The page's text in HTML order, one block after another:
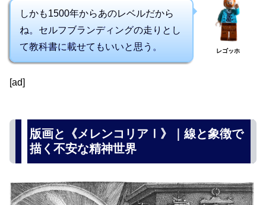
しかも1500年からあのレベルだから
ね。セルフブランディングの走りとし
て教科書に載せてもいいと思う。
レゴッホ
[ad]
版画と《メレンコリアⅠ》｜線と象徴で
描く不安な精神世界